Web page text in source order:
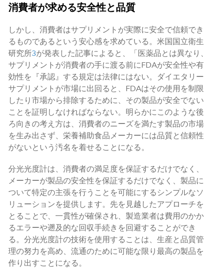
消費者が求める安全性と品質
しかし、消費者はサプリメントが実際に安全で信頼でき
るものであるという安心感を求めている。米国国立衛生
研究所3が発表した記事によると、「医薬品とは異なり、
サプリメントが消費者の手に渡る前にFDAが安全性や有
効性を『承認』する規定は法律にはない。ダイエタリー
サプリメントが市場に出回ると、FDAはその使用を制限
したり市場から排除するために、その製品が安全でない
ことを証明しなければならない。明らかにこのような後
ろ向きの考え方は、消費者のニーズを満たす製品の市場
を生み出さず、栄養補助食品メーカーには品質と信頼性
がないという汚名を着せることになる。
分光光度計は、消費者の満足度を保証するだけでなく、
メーカーが製品の安全性を保証するだけでなく、製品に
ついて特定の主張を行うことを可能にするシンプルなソ
リューションを提供します。先を見越したアプローチを
とることで、一貫性が確保され、製造業者は費用のかか
るエラーや遡及的な回収手続きを回避することができ
る。分光光度計の技術を使用することは、生産と品質管
理の努力を高め、流通のために可能な限り最高の製品を
作り出すことになる。